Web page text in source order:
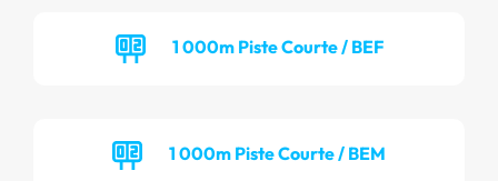
1 000m Piste Courte / BEF
1 000m Piste Courte / BEM